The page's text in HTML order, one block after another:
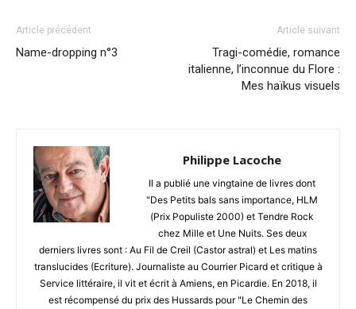
Article précédent
Name-dropping n°3
Article suivant
Tragi-comédie, romance
italienne, l’inconnue du Flore :
Mes haïkus visuels
Philippe Lacoche
Il a publié une vingtaine de livres dont
"Des Petits bals sans importance, HLM
(Prix Populiste 2000) et Tendre Rock
chez Mille et Une Nuits. Ses deux
derniers livres sont : Au Fil de Creil (Castor astral) et Les matins
translucides (Ecriture). Journaliste au Courrier Picard et critique à
Service littéraire, il vit et écrit à Amiens, en Picardie. En 2018, il
est récompensé du prix des Hussards pour "Le Chemin des